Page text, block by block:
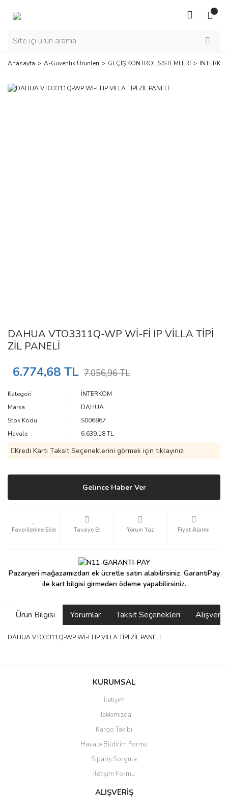
Anasayfa A-Güvenlik Ürünleri GEÇİŞ KONTROL SİSTEMLERİ
DAHUA VTO3311Q-WP Wİ-Fİ IP VİLLA TİPİ
ZİL PANELİ
6.774,68 TL 7.056,96 TL
Kategori
İNTERKOM
Marka
DAHUA
Stok Kodu
S006867
Havale
6.639,18 TL
Kredi Kartı Taksit Seçeneklerini görmek için tıklayınız.
Gelince Haber Ver
Tavsiye Et Yorum Yaz Fiyat Alarmı
Pazaryeri mağazamızdan ek ücretle satın alabilirsiniz. GarantiPay
ile kart bilgisi girmeden ödeme yapabilirsiniz.
Ürün Bilgisi Yorumlar Taksit Seçenekleri
DAHUA VTO3311Q-WP Wİ-Fİ IP VİLLA TİPİ ZİL PANELİ
Bu ürüne ilk yorumu siz yapın!
güzel paketlenmiş ama yanında
ile 24 izlenmektedir diye küçük
bir tabela olsa daha hoş
hızlı güvenli bir alışveriş oldu
KURUMSAL
İletişim
Hakkımızda
Kargo Takibi
Havale Bildirim Formu
Sipariş Sorgula
İletişim Formu
ALIŞVERİŞ